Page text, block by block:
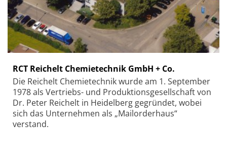
RCT Reichelt Chemietechnik GmbH + Co.
Die Reichelt Chemietechnik wurde am 1. September
1978 als Vertriebs- und Produktionsgesellschaft von
Dr. Peter Reichelt in Heidelberg gegründet, wobei
sich das Unternehmen als „Mailorderhaus“
verstand.